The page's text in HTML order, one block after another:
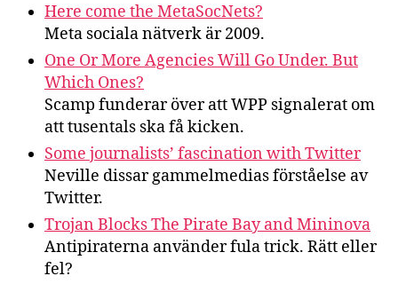
Here come the MetaSocNets?
Meta sociala nätverk är 2009.
One Or More Agencies Will Go Under. But
Which Ones?
Scamp funderar över att WPP signalerat om
att tusentals ska få kicken.
Some journalists’ fascination with Twitter
Neville dissar gammelmedias förståelse av
Twitter.
Trojan Blocks The Pirate Bay and Mininova
Antipiraterna använder fula trick. Rätt eller
fel?